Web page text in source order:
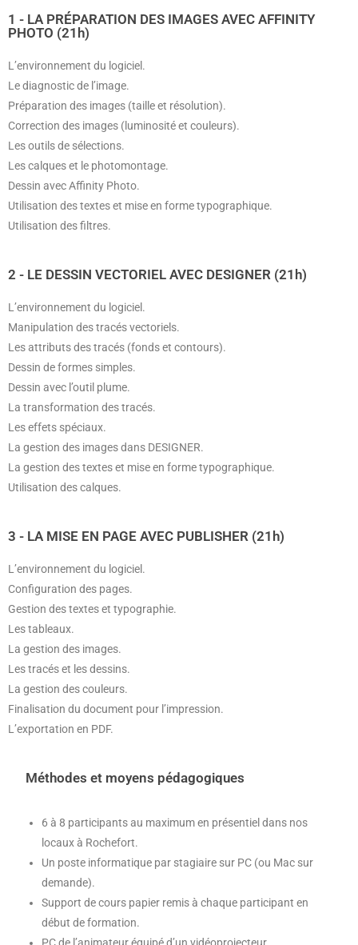
1 - LA PRÉPARATION DES IMAGES AVEC AFFINITY
PHOTO (21h)
L’environnement du logiciel.
Le diagnostic de l’image.
Préparation des images (taille et résolution).
Correction des images (luminosité et couleurs).
Les outils de sélections.
Les calques et le photomontage.
Dessin avec Affinity Photo.
Utilisation des textes et mise en forme typographique.
Utilisation des filtres.
2 - LE DESSIN VECTORIEL AVEC DESIGNER (21h)
L’environnement du logiciel.
Manipulation des tracés vectoriels.
Les attributs des tracés (fonds et contours).
Dessin de formes simples.
Dessin avec l’outil plume.
La transformation des tracés.
Les effets spéciaux.
La gestion des images dans DESIGNER.
La gestion des textes et mise en forme typographique.
Utilisation des calques.
3 - LA MISE EN PAGE AVEC PUBLISHER (21h)
L’environnement du logiciel.
Configuration des pages.
Gestion des textes et typographie.
Les tableaux.
La gestion des images.
Les tracés et les dessins.
La gestion des couleurs.
Finalisation du document pour l’impression.
L’exportation en PDF.
Méthodes et moyens pédagogiques
6 à 8 participants au maximum en présentiel dans nos
locaux à Rochefort.
Un poste informatique par stagiaire sur PC (ou Mac sur
demande).
Support de cours papier remis à chaque participant en
début de formation.